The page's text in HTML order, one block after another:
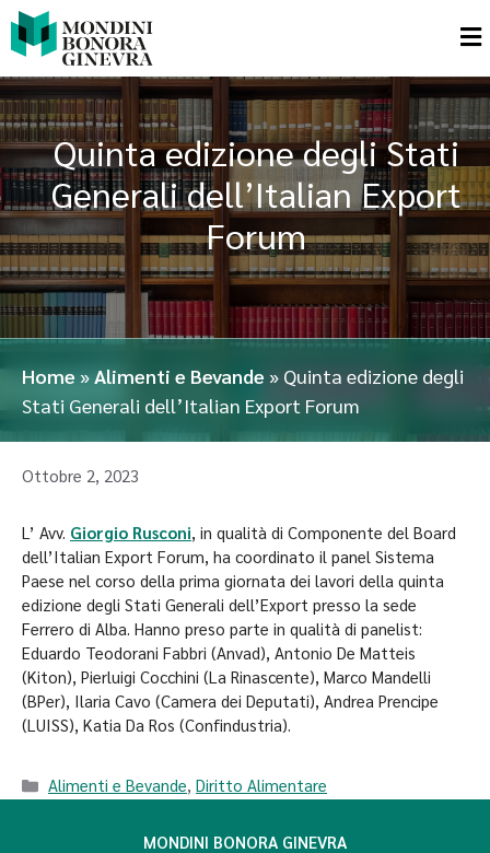
Quinta edizione degli Stati
Generali dell’Italian Export
Forum
Home»Alimenti e Bevande » Quinta edizione degli
Stati Generali dell’Italian Export Forum
Ottobre 2, 2023
L’ Avv. Giorgio Rusconi, in qualità di Componente del Board
dell’Italian Export Forum, ha coordinato il panel Sistema
Paese nel corso della prima giornata dei lavori della quinta
edizione degli Stati Generali dell’Export presso la sede
Ferrero di Alba. Hanno preso parte in qualità di panelist:
Eduardo Teodorani Fabbri (Anvad), Antonio De Matteis
(Kiton), Pierluigi Cocchini (La Rinascente), Marco Mandelli
(BPer), Ilaria Cavo (Camera dei Deputati), Andrea Prencipe
(LUISS), Katia Da Ros (Confindustria).
Alimenti e Bevande, Diritto Alimentare
MONDINI BONORA GINEVRA